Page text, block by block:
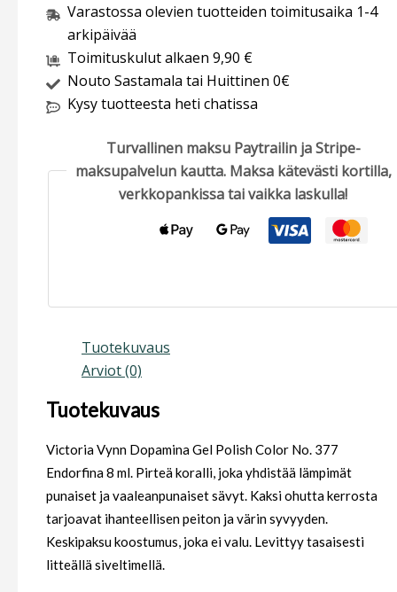
Varastossa olevien tuotteiden toimitusaika 1-4
arkipäivää
Toimituskulut alkaen 9,90 €
Nouto Sastamala tai Huittinen 0€
Kysy tuotteesta heti chatissa
Turvallinen maksu Paytrailin ja Stripe-
maksupalvelun kautta. Maksa kätevästi kortilla,
verkkopankissa tai vaikka laskulla!
Tuotekuvaus
Arviot (0)
Tuotekuvaus
Victoria Vynn Dopamina Gel Polish Color No. 377
Endorfina 8 ml. Pirteä koralli, joka yhdistää lämpimät
punaiset ja vaaleanpunaiset sävyt. Kaksi ohutta kerrosta
tarjoavat ihanteellisen peiton ja värin syvyyden.
Keskipaksu koostumus, joka ei valu. Levittyy tasaisesti
litteällä siveltimellä.